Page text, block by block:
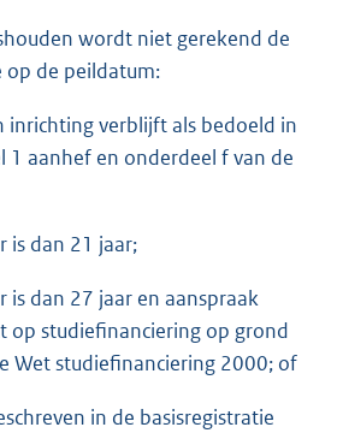
wordt niet gerekend de
op de peildatum:
inrichting verblijft als bedoeld in
1 aanhef en onderdeel f van de
is dan 21 jaar;
is dan 27 jaar en aanspraak
op studiefinanciering op grond
Wet studiefinanciering 2000; of
in de basisregistratie